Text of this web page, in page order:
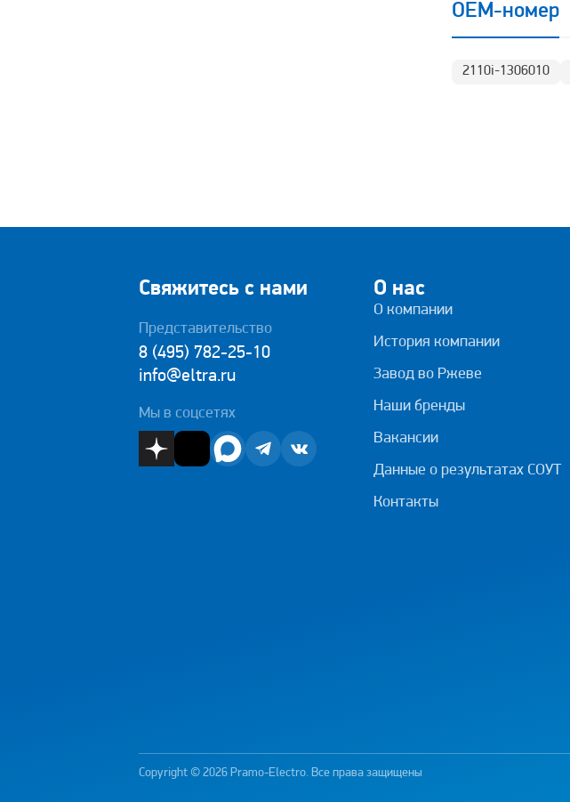
OEM-номер
2110i-1306010
Свяжитесь с нами
Представительство
8 (495) 782-25-10
info@eltra.ru
Мы в соцсетях
О нас
О компании
История компании
Завод во Ржеве
Наши бренды
Вакансии
Данные о результатах СОУТ
Контакты
Copyright © 2026 Pramo-Electro. Все права защищены